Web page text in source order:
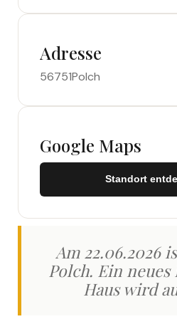
Adresse
56751Polch
Google Maps
Standort
Am 22.06.2026
Polch. Ein
Haus wird